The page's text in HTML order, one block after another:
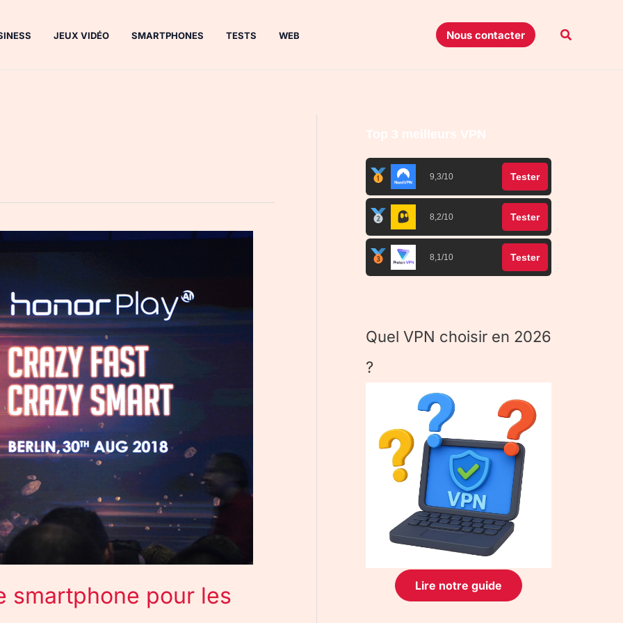
JEUX VIDÉO SMARTPHONES TESTS WEB Nous contacter
smartphone pour les
Top 3 meilleurs VPN
9,3/10 Tester
8,2/10 Tester
8,1/10 Tester
Quel VPN choisir en 2026
?
Lire notre guide